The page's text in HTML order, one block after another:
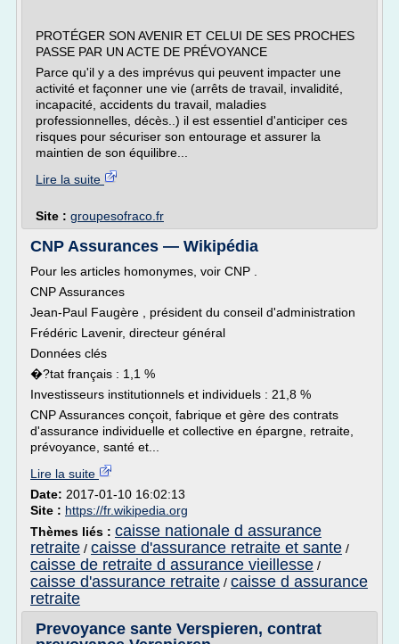
PROTÉGER SON AVENIR ET CELUI DE SES PROCHES
PASSE PAR UN ACTE DE PRÉVOYANCE
Parce qu'il y a des imprévus qui peuvent impacter une
activité et façonner une vie (arrêts de travail, invalidité,
incapacité, accidents du travail, maladies
professionnelles, décès..) il est essentiel d'anticiper ces
risques pour sécuriser son entourage et assurer la
maintien de son équilibre...
Lire la suite
Site : groupesofraco.fr
CNP Assurances — Wikipédia
Pour les articles homonymes, voir CNP .
CNP Assurances
Jean-Paul Faugère , président du conseil d'administration
Frédéric Lavenir, directeur général
Données clés
�?tat français : 1,1 %
Investisseurs institutionnels et individuels : 21,8 %
CNP Assurances conçoit, fabrique et gère des contrats
d'assurance individuelle et collective en épargne, retraite,
prévoyance, santé et...
Lire la suite
Date: 2017-01-10 16:02:13
Site : https://fr.wikipedia.org
Thèmes liés : caisse nationale d assurance
retraite / caisse d'assurance retraite et sante /
caisse de retraite d assurance vieillesse /
caisse d'assurance retraite / caisse d assurance
retraite
Prevoyance sante Verspieren, contrat